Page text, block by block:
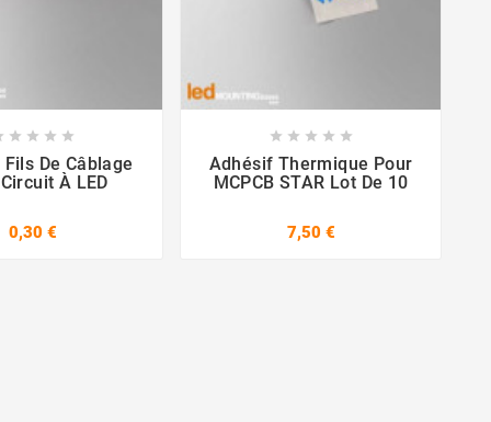
   
De Câblage
À LED
0,30 €
    
Adhésif Thermique Pour
MCPCB STAR Lot De 10
7,50 €